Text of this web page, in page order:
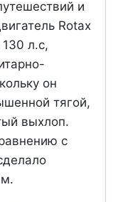
и
Rotax
л.с,
он
тягой,
выхлоп.
с